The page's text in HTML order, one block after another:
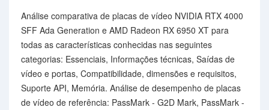
Análise comparativa de placas de vídeo NVIDIA RTX 4000
SFF Ada Generation e AMD Radeon RX 6950 XT para
todas as características conhecidas nas seguintes
categorias: Essenciais, Informações técnicas, Saídas de
vídeo e portas, Compatibilidade, dimensões e requisitos,
Suporte API, Memória. Análise de desempenho de placas
de vídeo de referência: PassMark - G2D Mark, PassMark -